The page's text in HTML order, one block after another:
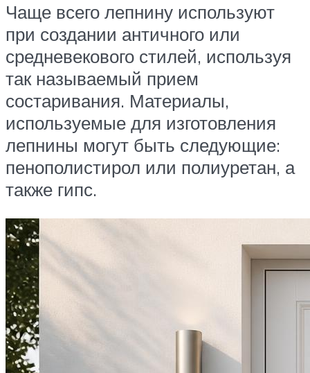
Чаще всего лепнину используют
при создании античного или
средневекового стилей, используя
так называемый прием
состаривания. Материалы,
используемые для изготовления
лепнины могут быть следующие:
пенополистирол или полиуретан, а
также гипс.